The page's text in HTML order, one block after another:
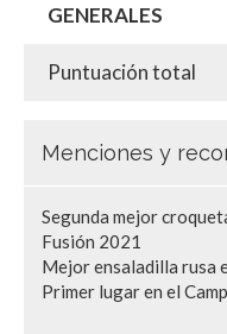
GENERALES
Puntuación total
Menciones y
Segunda mejor
Fusión 2021
Mejor ensaladilla rusa
Primer lugar en el